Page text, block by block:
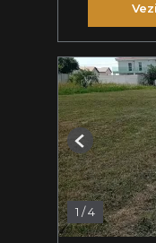
1 /4
Previous